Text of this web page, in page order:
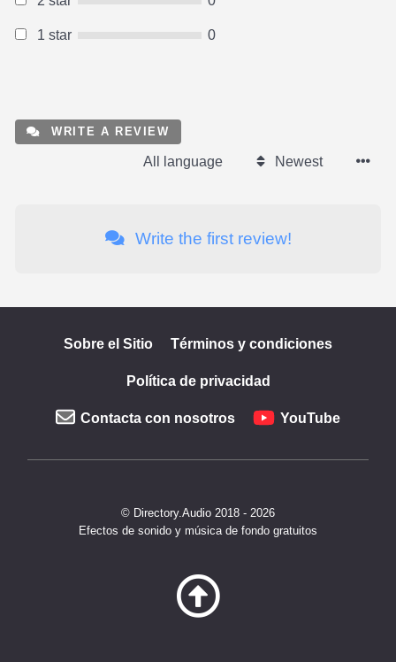
1 star 0
WRITE A REVIEW
All language Newest
Write the first review!
Sobre el Sitio Términos y condiciones
Política de privacidad
Contacta con nosotros YouTube
© Directory.Audio 2018 - 2026
Efectos de sonido y música de fondo gratuitos